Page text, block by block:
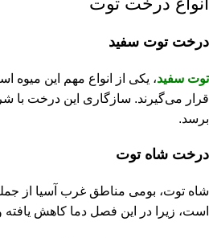
درخت توت سفید
توت سفید، یکی از انواع مهم این
برسد.
درخت شاه‌ توت
شاه توت، بومی مناطق غرب آسیا از
است، زیرا در این فصل دما کاهش